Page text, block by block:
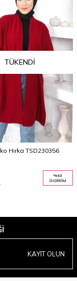
TÜKENDI
Hırka TSD230356
%43
İNDIRIM
KAYIT OLUN